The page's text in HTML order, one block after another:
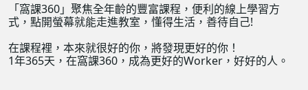
「窩課360」聚焦全年齡的豐富課程，便利的線上學習方
式，點開螢幕就能走進教室，懂得生活，善待自己!
在課程裡，本來就很好的你，將發現更好的你！
1年365天，在窩課360，成為更好的Worker，好好的人。